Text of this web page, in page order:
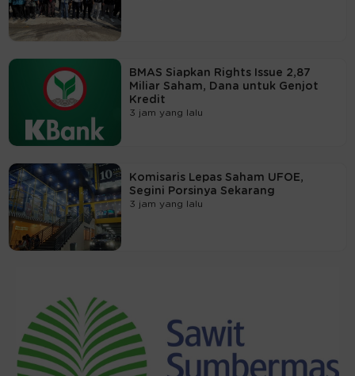
BMAS Siapkan Rights Issue 2,87
Miliar Saham, Dana untuk Genjot
Kredit
3 jam yang lalu
Komisaris Lepas Saham UFOE,
Segini Porsinya Sekarang
3 jam yang lalu